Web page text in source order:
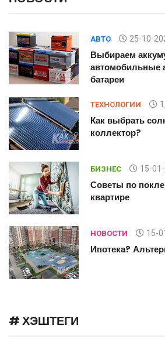
АВТО 25-10-
Выбираем
автомобильные
батареи
ТЕХНОЛОГИИ
Как выбрать
коллектор?
БИЗНЕС 15-
Советы по
квартире
НОВОСТИ 15-
Ипотека?
# ХЭШТЕГИ